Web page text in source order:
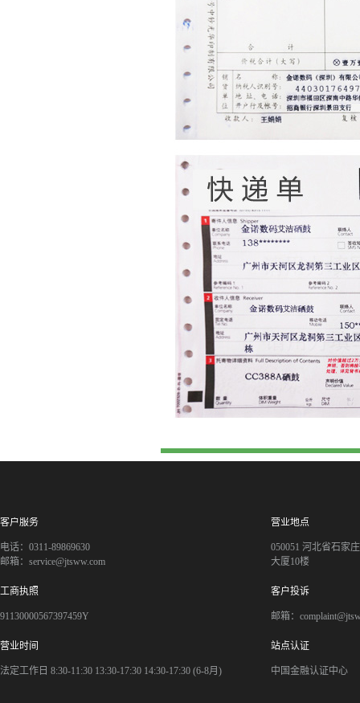
客户服务
电话：0311-89869630
邮箱：service@jtsww.com
营业地点
050051 河北省石家
大厦10楼
工商执照
91130000567397459Y
客户投诉
邮箱：
营业时间
法定工作日 8:30-11:30 13:30-17:30 14:30-17:30 (6-8月)
站点认证
中国金融认证中心